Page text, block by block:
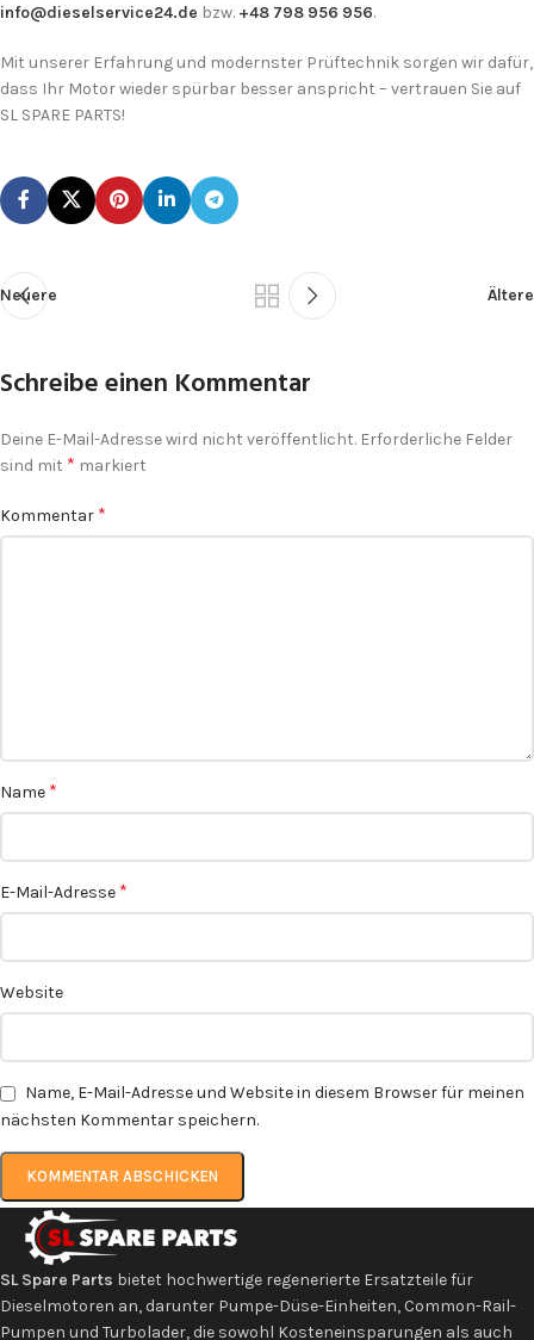
info@dieselservice24.de bzw. +48 798 956 956.
Mit unserer Erfahrung und modernster Prüftechnik sorgen wir dafür,
dass Ihr Motor wieder spürbar besser anspricht – vertrauen Sie auf
SL SPARE PARTS!
Neuere Ältere
Schreibe einen Kommentar
Deine E-Mail-Adresse wird nicht veröffentlicht. Erforderliche Felder
sind mit * markiert
Kommentar *
Name *
E-Mail-Adresse *
Website
Name, E-Mail-Adresse und Website in diesem Browser für meinen
nächsten Kommentar speichern.
SL Spare Parts bietet hochwertige regenerierte Ersatzteile für
Dieselmotoren an, darunter Pumpe-Düse-Einheiten, Common-Rail-
Pumpen und Turbolader, die sowohl Kosteneinsparungen als auch